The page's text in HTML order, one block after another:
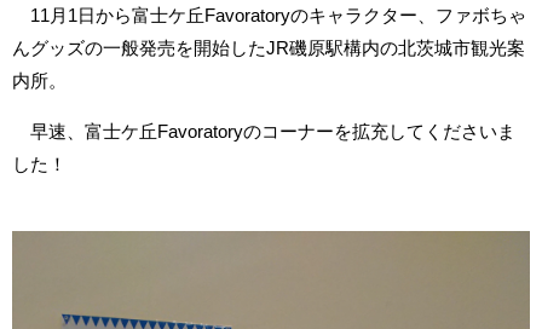
11月1日から富士ケ丘Favoratoryのキャラクター、ファボちゃ
んグッズの一般発売を開始したJR磯原駅構内の北茨城市観光案
内所。
早速、富士ケ丘Favoratoryのコーナーを拡充してくださいま
した！